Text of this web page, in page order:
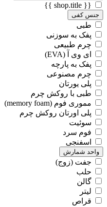
{{ shop.title }}
جنس کفی
طبی
پفک به سوزنی
چرم طبیعی
ای وی آ (EVA)
پفک به پارچه
چرم مصنوعی
پلی یورتان
طبی با روکش چرم
مموری فوم (memory foam)
پلی اورتان روکش چرم
سوئیت
فوم سرد
اسفنجی
واحد شمارش
جفت (زوج)
حلب
گالن
لیتر
قراص